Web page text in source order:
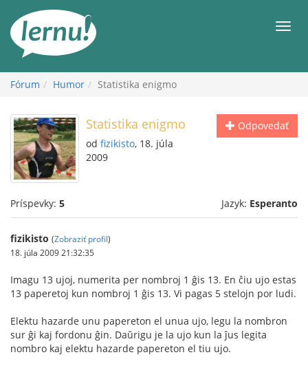
obsah
Fórum Humor Statistika enigmo
Odpovedať
Statistika enigmo
od fizikisto, 18. júla
2009
Príspevky: 5 Jazyk: Esperanto
fizikisto (Zobraziť profil)
18. júla 2009 21:32:35
Imagu 13 ujoj, numerita per nombroj 1 ĝis 13. En ĉiu ujo estas
13 paperetoj kun nombroj 1 ĝis 13. Vi pagas 5 stelojn por ludi.
Elektu hazarde unu papereton el unua ujo, legu la nombron
sur ĝi kaj fordonu ĝin. Daŭrigu je la ujo kun la ĵus legita
nombro kaj elektu hazarde papereton el tiu ujo.